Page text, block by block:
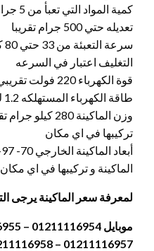
تعديله حتي 500 جرام تقريبا
التغليف اعتبار في السرعه
قوة الكهرباء 220 فولت تقريبي
طاقة الكهرباء المستهلكه 1.2 ك وات تقريبي
وزن الماكينة
تركيبها في اي مكان
الماكينة و تركيبها في اي مكان
لمعرفة سعر الماكينة يرجى
01211116957 – 01211116958